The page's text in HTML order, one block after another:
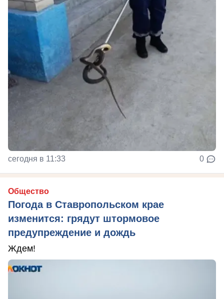
сегодня в 11:33 0
Общество
Погода в Ставропольском крае
изменится: грядут штормовое
предупреждение и дождь
Ждем!